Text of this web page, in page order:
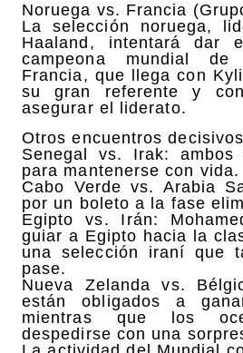
Noruega vs. Francia
La selección noruega,
Haaland, intentará dar
campeona mundial
Francia, que llega con
su gran referente y
asegurar el liderato.
Otros encuentros decisivos
Senegal vs. Irak: ambos
para mantenerse con vida.
Cabo Verde vs. Arabia
por un boleto a la fase
Egipto vs. Irán:
guiar a Egipto hacia la
una selección iraní que
pase.
Nueva Zelanda vs.
están obligados a
mientras que los
despedirse con una